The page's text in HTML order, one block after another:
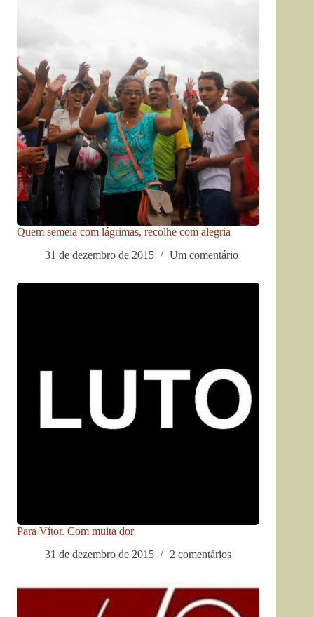
Quem semeia com lágrimas, recolhe com alegria
31 de dezembro de 2015
Um comentário
Para Vítor. Com muita dor
31 de dezembro de 2015
2 comentários